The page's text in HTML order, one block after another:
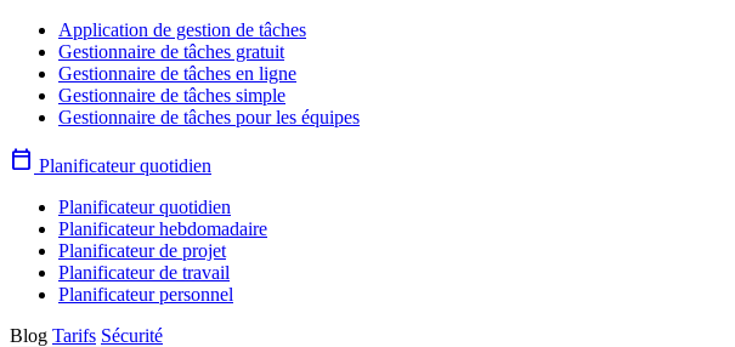
Application de gestion de tâches
Gestionnaire de tâches gratuit
Gestionnaire de tâches en ligne
Gestionnaire de tâches simple
Gestionnaire de tâches pour les équipes
calendar_today Planificateur quotidien
Planificateur quotidien
Planificateur hebdomadaire
Planificateur de projet
Planificateur de travail
Planificateur personnel
Blog Tarifs Sécurité